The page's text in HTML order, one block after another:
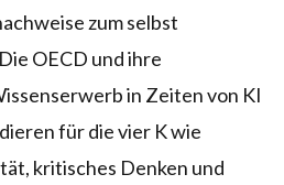
zum selbst
OECD und ihre
in Zeiten von KI
für die vier K wie
kritisches Denken und